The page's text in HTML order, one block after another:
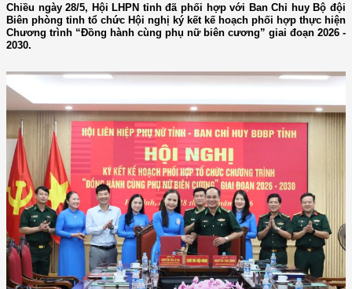
Chiều ngày 28/5, Hội LHPN tỉnh đã phối hợp với Ban Chỉ huy Bộ đội
Biên phòng tỉnh tổ chức Hội nghị ký kết kế hoạch phối hợp thực hiện
Chương trình “Đồng hành cùng phụ nữ biên cương” giai đoạn 2026 -
2030.